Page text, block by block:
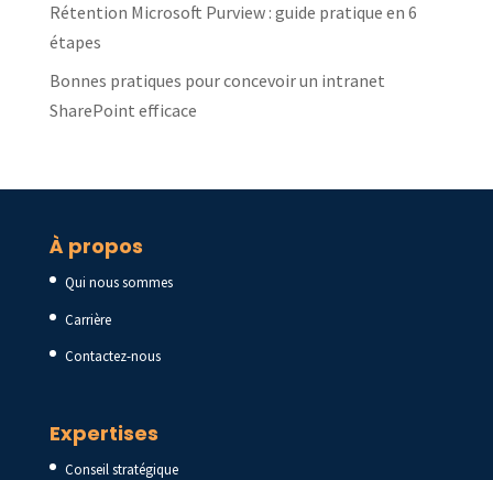
Rétention Microsoft Purview : guide pratique en 6
étapes
Bonnes pratiques pour concevoir un intranet
SharePoint efficace
À propos
Qui nous sommes
Carrière
Contactez-nous
Expertises
Conseil stratégique